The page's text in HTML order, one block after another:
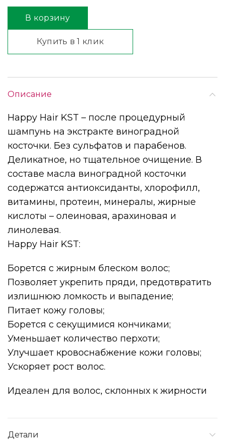
В корзину
Купить в 1 клик
Описание
Happy Hair KST – после процедурный
шампунь на экстракте виноградной
косточки. Без сульфатов и парабенов.
Деликатное, но тщательное очищение. В
составе масла виноградной косточки
содержатся антиоксиданты, хлорофилл,
витамины, протеин, минералы, жирные
кислоты – олеиновая, арахиновая и
линолевая.
Happy Hair KST:
Борется с жирным блеском волос;
Позволяет укрепить пряди, предотвратить
излишнюю ломкость и выпадение;
Питает кожу головы;
Борется с секущимися кончиками;
Уменьшает количество перхоти;
Улучшает кровоснабжение кожи головы;
Ускоряет рост волос.
Идеален для волос, склонных к жирности
Детали